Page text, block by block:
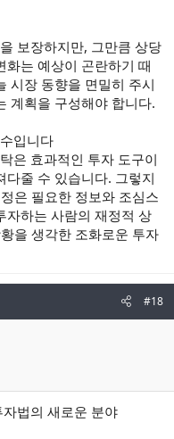
보장하지만, 그만큼 상당
화는 예상이 곤란하기 때
시장 동향을 면밀히 주시
계획을 구성해야 합니다.
입니다
은 효과적인 투자 도구이
다줄 수 있습니다. 그렇지
은 필요한 정보와 조심스
자하는 사람의 재정적 상
을 생각한 조화로운 투자
#18
법의 새로운 분야